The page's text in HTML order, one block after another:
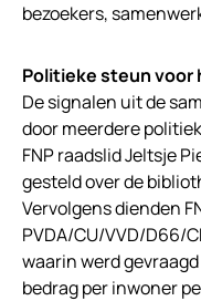
bezoekers,
Politieke steun voor
De signalen uit de
door meerdere
FNP raadslid Jeltsje
gesteld over de
Vervolgens dienden
PVDA/CU/VVD/D66/
waarin werd
bedrag per inwoner